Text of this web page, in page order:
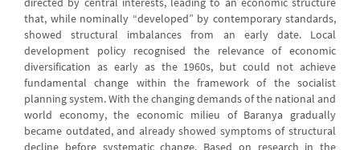
that, while nominally “developed” by contemporary standards,
showed structural imbalances from an early date. Local
development policy recognised the relevance of economic
diversification as early as the 1960s, but could not achieve
fundamental change within the framework of the socialist
planning system. With the changing demands of the national and
world economy, the economic milieu of Baranya gradually
became outdated, and already showed symptoms of structural
decline before systematic change. Based on research in the